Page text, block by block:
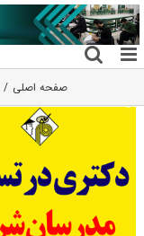
رفتن
به
محتوا
صفحه اصلی